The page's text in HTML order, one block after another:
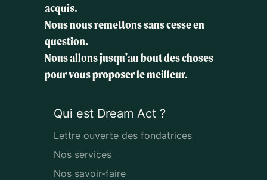
acquis.
Nous nous remettons sans cesse en
question.
Nous allons jusqu'au bout des choses
pour vous proposer le meilleur.
Qui est Dream Act ?
Lettre ouverte des fondatrices
Nos services
Nos savoir-faire